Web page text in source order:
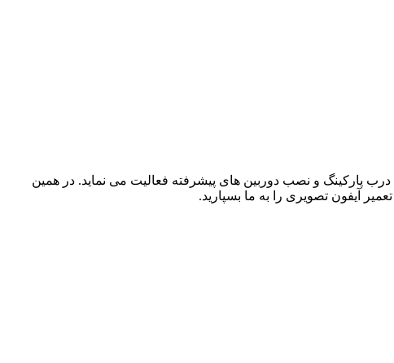
کرکره برقی همچنین جک درب پارکینگ و نصب دوربین های پیشرفته فعالیت می نماید. در همین
آیفون تصویری را به ما بسپارید.